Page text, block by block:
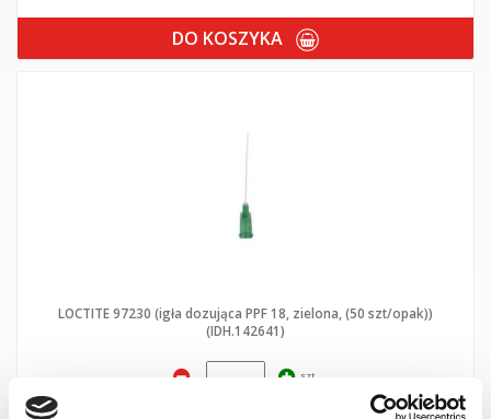
DO KOSZYKA
LOCTITE 97230 (igła dozująca PPF 18, zielona, (50 szt/opak))
(IDH.142641)
szt.